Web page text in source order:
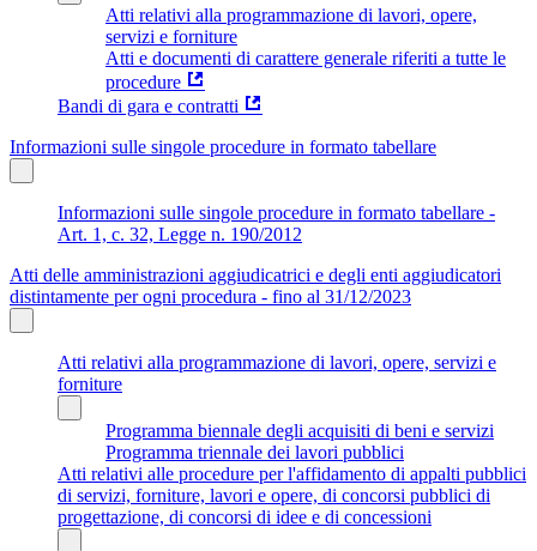
Atti relativi alla programmazione di lavori, opere,
servizi e forniture
Atti e documenti di carattere generale riferiti a tutte le
procedure
Bandi di gara e contratti
Informazioni sulle singole procedure in formato tabellare
Informazioni sulle singole procedure in formato tabellare -
Art. 1, c. 32, Legge n. 190/2012
Atti delle amministrazioni aggiudicatrici e degli enti aggiudicatori
distintamente per ogni procedura - fino al 31/12/2023
Atti relativi alla programmazione di lavori, opere, servizi e
forniture
Programma biennale degli acquisiti di beni e servizi
Programma triennale dei lavori pubblici
Atti relativi alle procedure per l'affidamento di appalti pubblici
di servizi, forniture, lavori e opere, di concorsi pubblici di
progettazione, di concorsi di idee e di concessioni